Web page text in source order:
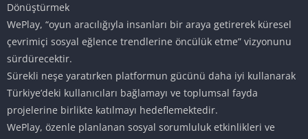
Dönüştürmek
WePlay, “oyun aracılığıyla insanları bir araya getirerek küresel
çevrimiçi sosyal eğlence trendlerine öncülük etme” vizyonunu
sürdürecektir.
Sürekli neşe yaratırken platformun gücünü daha iyi kullanarak
Türkiye’deki kullanıcıları bağlamayı ve toplumsal fayda
projelerine birlikte katılmayı hedeflemektedir.
WePlay, özenle planlanan sosyal sorumluluk etkinlikleri ve